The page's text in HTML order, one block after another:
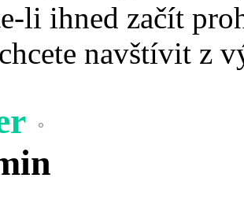
li ihned začít
navštívit z